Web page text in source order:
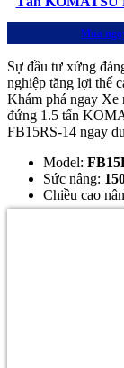
Mua
Sự đầu tư xứng
nghiệp tăng lợi thế
Khám phá ngay Xe
đứng 1.5 tấn
FB15RS-14 ngay
Model:
Sức nâng:
Chiều cao